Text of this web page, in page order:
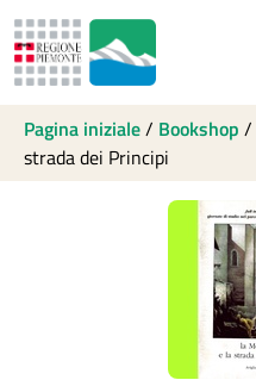
Pagina iniziale/ Bookshop /
strada dei Principi